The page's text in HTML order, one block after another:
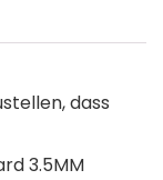
dass
3.5MM